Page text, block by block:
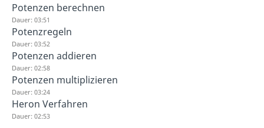
Potenzen berechnen
Dauer: 03:51
Potenzregeln
Dauer: 03:52
Potenzen addieren
Dauer: 02:58
Potenzen multiplizieren
Dauer: 03:24
Heron Verfahren
Dauer: 02:53